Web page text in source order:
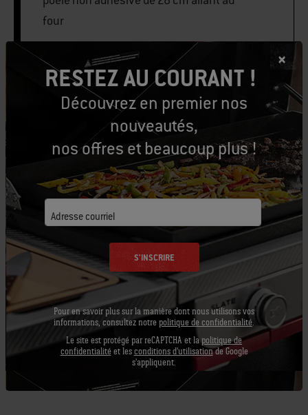
four
IMPRIMER CETTE LISTE
Équipons-nous
Outils conseillés
RESTEZ AU COURANT !
Découvrez en premier nos
nouveautés,
nos offres et beaucoup plus !
Adresse courriel
S'INSCRIRE
Pour en savoir plus sur la manière dont nous utilisons vos
informations, consultez notre politique de confidentialité.
Le site est protégé par reCAPTCHA et lapolitique de
confidentialité et les conditions d'utilisationde Google
s'appliquent.